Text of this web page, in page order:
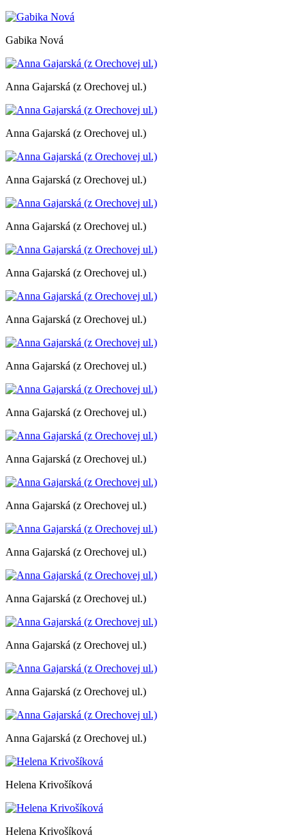
Gabika Nová
Anna Gajarská (z Orechovej ul.)
Anna Gajarská (z Orechovej ul.)
Anna Gajarská (z Orechovej ul.)
Anna Gajarská (z Orechovej ul.)
Anna Gajarská (z Orechovej ul.)
Anna Gajarská (z Orechovej ul.)
Anna Gajarská (z Orechovej ul.)
Anna Gajarská (z Orechovej ul.)
Anna Gajarská (z Orechovej ul.)
Anna Gajarská (z Orechovej ul.)
Anna Gajarská (z Orechovej ul.)
Anna Gajarská (z Orechovej ul.)
Anna Gajarská (z Orechovej ul.)
Anna Gajarská (z Orechovej ul.)
Anna Gajarská (z Orechovej ul.)
Helena Krivošíková
Helena Krivošíková